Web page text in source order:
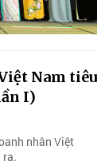
Nam tiêu
I)
nhân Việt
ra.